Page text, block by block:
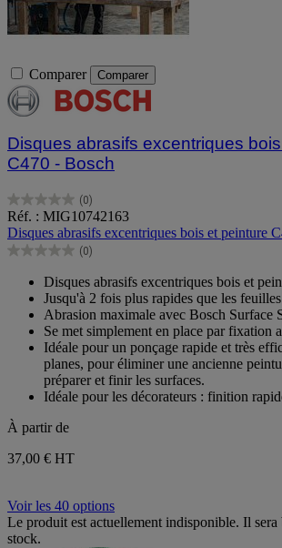
Comparer Comparer
Disques abrasifs excentriques
C470 - Bosch
(0)
0.0
sur
5
étoiles.
Réf. : MIG10742163
Disques abrasifs excentriques bois et peinture
(0)
0.0
étoiles.
Disques abrasifs excentriques bois et
Jusqu'à 2 fois plus rapides que les
Abrasion maximale avec Bosch Surface
Se met simplement en place par fixation
Idéale pour un ponçage rapide et très
planes, pour éliminer une ancienne
préparer et finir les surfaces.
Idéale pour les décorateurs : finition
À partir de
37,00 € HT
Voir les 40 options
Le produit est actuellement indisponible. Il sera
stock.